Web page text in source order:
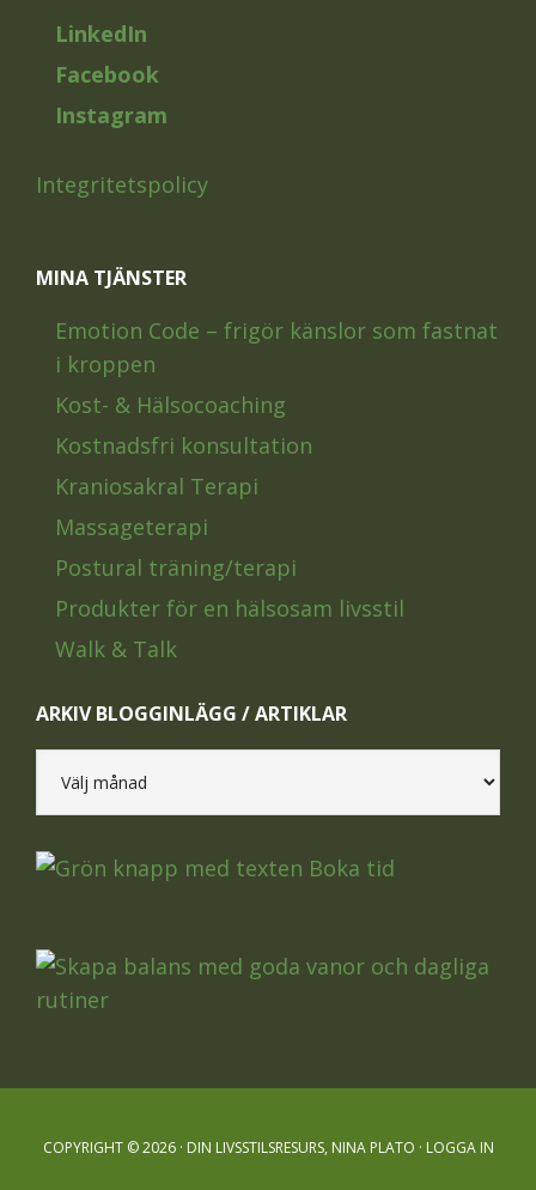
LinkedIn
Facebook
Instagram
Integritetspolicy
MINA TJÄNSTER
Emotion Code – frigör känslor som fastnat
i kroppen
Kost- & Hälsocoaching
Kostnadsfri konsultation
Kraniosakral Terapi
Massageterapi
Postural träning/terapi
Produkter för en hälsosam livsstil
Walk & Talk
ARKIV BLOGGINLÄGG / ARTIKLAR
blogginlägg
artiklar
COPYRIGHT © 2026 · DIN LIVSSTILSRESURS, NINA PLATO · LOGGA IN